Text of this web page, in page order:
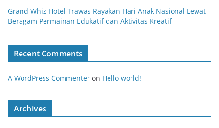
Grand Whiz Hotel Trawas Rayakan Hari Anak Nasional Lewat
Beragam Permainan Edukatif dan Aktivitas Kreatif
Recent Comments
A WordPress Commenter on Hello world!
Archives